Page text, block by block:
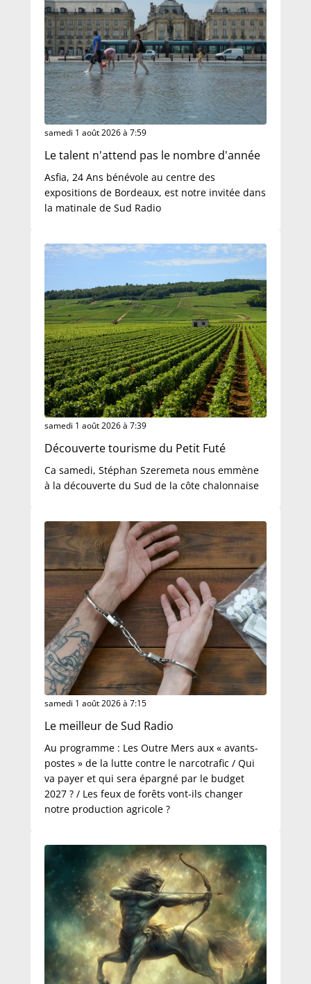
samedi 1 août 2026 à 7:59
Le talent n'attend pas le nombre d'année
Asfia, 24 Ans bénévole au centre des
expositions de Bordeaux, est notre invitée dans
la matinale de Sud Radio
samedi 1 août 2026 à 7:39
Découverte tourisme du Petit Futé
Ca samedi, Stéphan Szeremeta nous emmène
à la découverte du Sud de la côte chalonnaise
samedi 1 août 2026 à 7:15
Le meilleur de Sud Radio
Au programme : Les Outre Mers aux « avants-
postes » de la lutte contre le narcotrafic / Qui
va payer et qui sera épargné par le budget
2027 ? / Les feux de forêts vont-ils changer
notre production agricole ?